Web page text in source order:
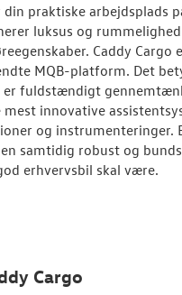
din praktiske arbejdsplads
luksus og
Caddy Cargo
MQB-platform. Det
er fuldstændigt
innovative
og instrumenteringer.
samtidig robust og
erhvervsbil skal være.
Cargo